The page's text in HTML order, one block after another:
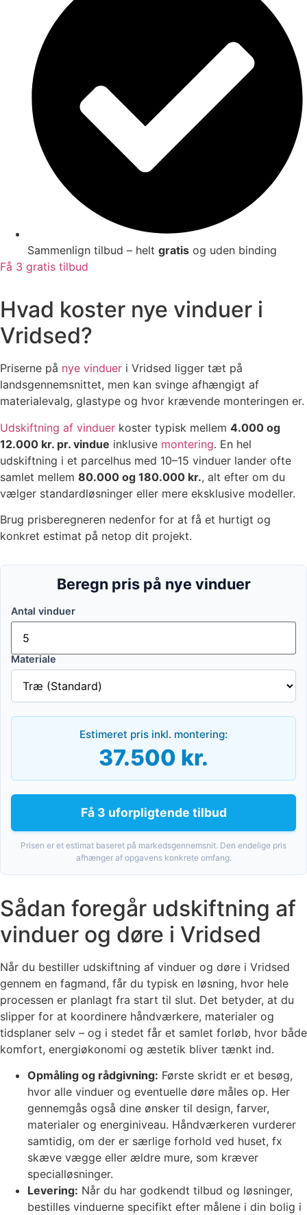
Sammenlign tilbud – helt gratis og uden binding
Få 3 gratis tilbud
Hvad koster nye vinduer i
Vridsed?
Priserne på nye vinduer i Vridsed ligger tæt på
landsgennemsnittet, men kan svinge afhængigt af
materialevalg, glastype og hvor krævende monteringen er.
Udskiftning af vinduer koster typisk mellem 4.000 og
12.000 kr. pr. vindue inklusive montering. En hel
udskiftning i et parcelhus med 10–15 vinduer lander ofte
samlet mellem 80.000 og 180.000 kr., alt efter om du
vælger standardløsninger eller mere eksklusive modeller.
Brug prisberegneren nedenfor for at få et hurtigt og
konkret estimat på netop dit projekt.
Beregn pris på nye vinduer
Antal vinduer
Materiale
Estimeret pris inkl. montering:
37.500 kr.
Få 3 uforpligtende tilbud
Prisen er et estimat baseret på markedsgennemsnit. Den endelige pris
afhænger af opgavens konkrete omfang.
Sådan foregår udskiftning af
vinduer og døre i Vridsed
Når du bestiller udskiftning af vinduer og døre i Vridsed
gennem en fagmand, får du typisk en løsning, hvor hele
processen er planlagt fra start til slut. Det betyder, at du
slipper for at koordinere håndværkere, materialer og
tidsplaner selv – og i stedet får et samlet forløb, hvor både
komfort, energiøkonomi og æstetik bliver tænkt ind.
Opmåling og rådgivning: Første skridt er et besøg,
hvor alle vinduer og eventuelle døre måles op. Her
gennemgås også dine ønsker til design, farver,
materialer og energiniveau. Håndværkeren vurderer
samtidig, om der er særlige forhold ved huset, fx
skæve vægge eller ældre mure, som kræver
specialløsninger.
Levering: Når du har godkendt tilbud og løsninger,
bestilles vinduerne specifikt efter målene i din bolig i